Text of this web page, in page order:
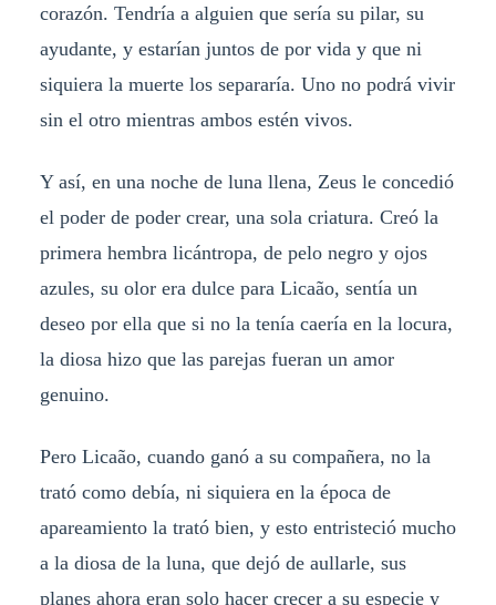
corazón. Tendría a alguien que sería su pilar, su
ayudante, y estarían juntos de por vida y que ni
siquiera la muerte los separaría. Uno no podrá vivir
sin el otro mientras ambos estén vivos.
Y así, en una noche de luna llena, Zeus le concedió
el poder de poder crear, una sola criatura. Creó la
primera hembra licántropa, de pelo negro y ojos
azules, su olor era dulce para Licaão, sentía un
deseo por ella que si no la tenía caería en la locura,
la diosa hizo que las parejas fueran un amor
genuino.
Pero Licaão, cuando ganó a su compañera, no la
trató como debía, ni siquiera en la época de
apareamiento la trató bien, y esto entristeció mucho
a la diosa de la luna, que dejó de aullarle, sus
planes ahora eran solo hacer crecer a su especie y